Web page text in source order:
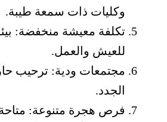
وكليات ذات سمعة طيبة.
تكلفة معيشة منخفضة:
للعيش والعمل.
مجتمعات ودية: ترحيب
الجدد.
فرص هجرة متنوعة: